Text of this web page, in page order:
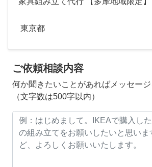
東京都
ご依頼相談内容
何か聞きたいことがあればメッセー
（文字数は500字以内）